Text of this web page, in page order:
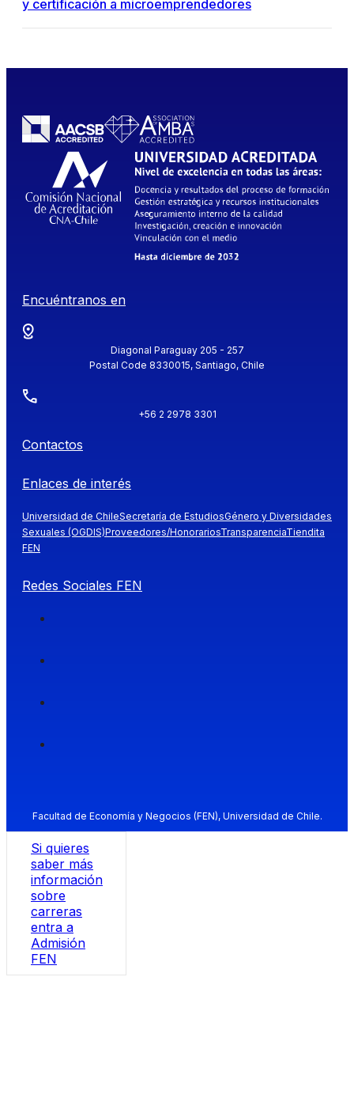
y certificación a microemprendedores
Encuéntranos en
Diagonal Paraguay 205 - 257
Postal Code 8330015, Santiago, Chile
+56 2 2978 3301
Contactos
Enlaces de interés
Universidad de ChileSecretaría de EstudiosGénero y Diversidades
Sexuales (OGDIS)Proveedores/HonorariosTransparenciaTiendita
FEN
Redes Sociales FEN
Facultad de Economía y Negocios (FEN), Universidad de Chile.
Si quieres
saber más
información
sobre
carreras
entra a
Admisión
FEN